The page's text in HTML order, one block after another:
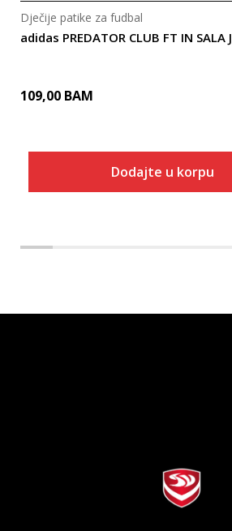
adidas PREDATOR CLUB FT IN SALA J
Dječije patike za fudbal
109,00 BAM
Dodajte u korpu